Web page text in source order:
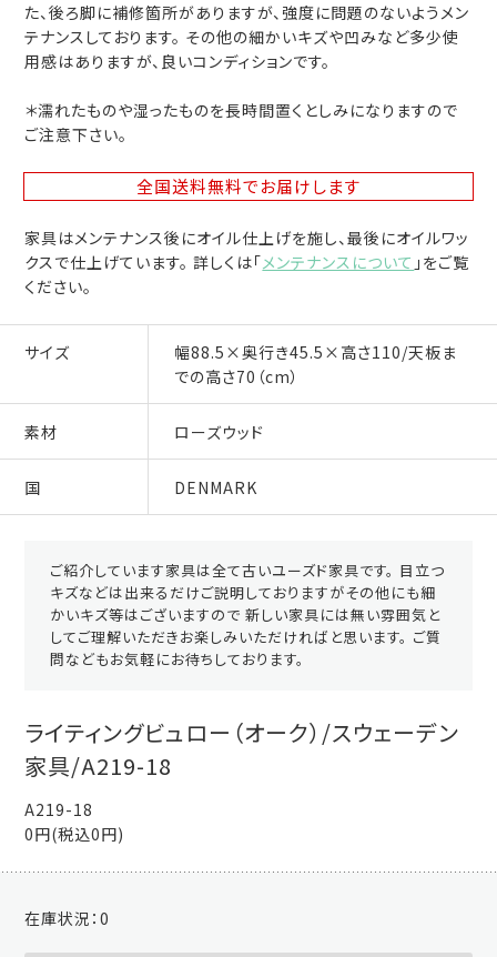
た、後ろ脚に補修箇所がありますが、強度に問題のないようメン
テナンスしております。 その他の細かいキズや凹みなど多少使
用感はありますが、良いコンディションです。
＊濡れたものや湿ったものを長時間置くとしみになりますので
ご注意下さい。
全国送料無料でお届けします
家具はメンテナンス後にオイル仕上げを施し、最後にオイルワッ
クスで仕上げています。 詳しくは「メンテナンスについて 」をご覧
ください。
サイズ
幅88.5×奥行き45.5×高さ110/天板ま
での高さ70（cm）
素材 ローズウッド
国 DENMARK
ご紹介しています家具は全て古いユーズド家具です。 目立つ
キズなどは出来るだけご説明しておりますがその他にも細
かいキズ等はございますので 新しい家具には無い雰囲気と
してご理解いただきお楽しみいただければと思います。 ご質
問などもお気軽にお待ちしております。
ライティングビュロー（オーク）/スウェーデン
家具/A219-18
A219-18
0円(税込0円)
在庫状況：0